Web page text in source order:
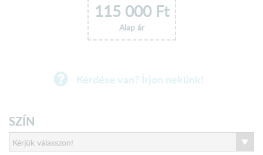
115 000Ft
Alap ár
Kérdése van? Írjon nekünk!
SZÍN